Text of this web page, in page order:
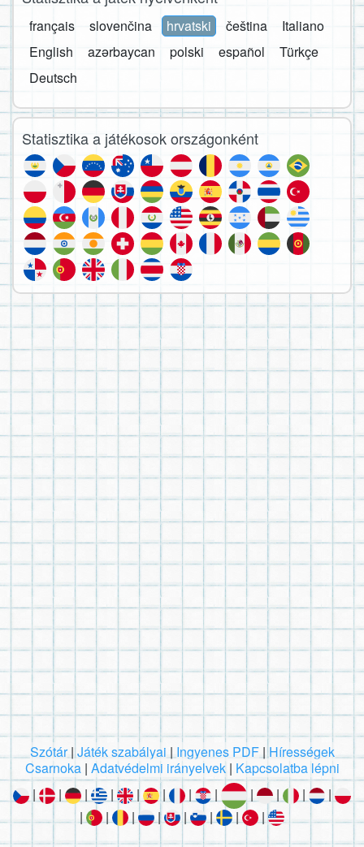
français slovenčina hrvatski čeština
Italiano
English
azərbaycan polski español
Türkçe
Deutsch
Statisztika a játékosok országonként
Szótár| Játék szabályai | Ingyenes PDF| Hírességek
Csarnoka| Adatvédelmi irányelvek| Kapcsolatba lépni
|
| | | | | | | | | |
|
|
| | | | | | |